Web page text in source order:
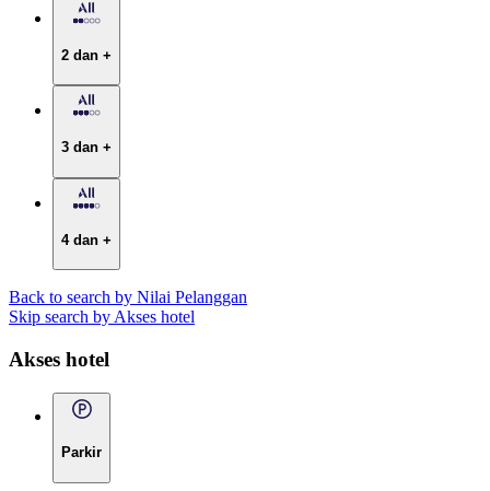
2 dan +
3 dan +
4 dan +
Back to search by Nilai Pelanggan
Skip search by Akses hotel
Akses hotel
Parkir